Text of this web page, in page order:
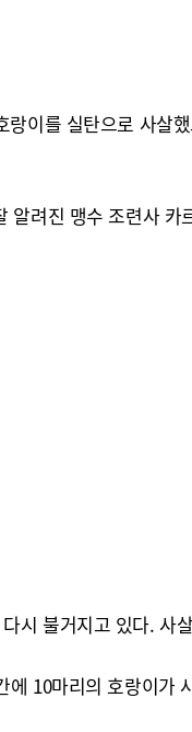
랑이를 실탄으로 사살
알려진 맹수 조련사
시 불거지고 있다.
10마리의 호랑이가